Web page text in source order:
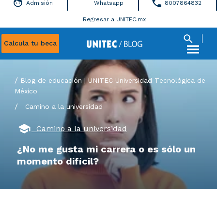
Calcula tu beca
Admisión Whatsapp 8007864832
Regresar a UNITEC.mx
Blog de educación | UNITEC Universidad Tecnológica de
México
/ Camino a la universidad
Camino a la universidad
¿No me gusta mi carrera o es sólo un
momento difícil?